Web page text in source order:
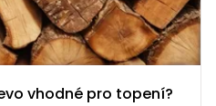
vhodné pro topení?